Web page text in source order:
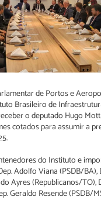
de Portos e
Brasileiro de
o deputado Hugo
cotados para assumir a
do Instituto e
Adolfo Viana (PSDB/BA),
Ayres (Republicanos/TO),
Geraldo Resende (PSDB/